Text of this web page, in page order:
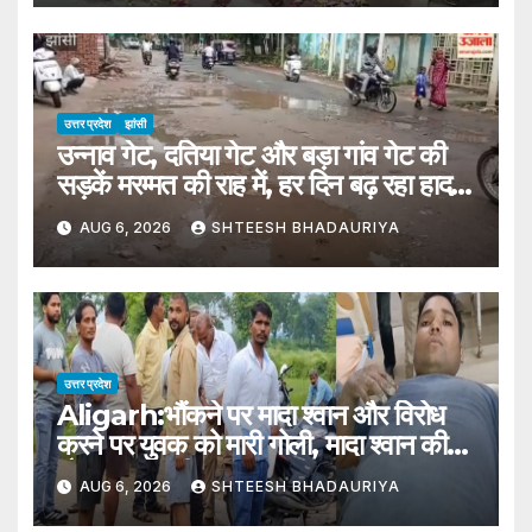
उत्तर प्रदेश झांसी
उन्नाव गेट, दतिया गेट और बड़ा गांव गेट की
सड़कें मरम्मत की राह में, हर दिन बढ़ रहा हादसों
का खतरा
AUG 6, 2026 SHTEESH BHADAURIYA
उत्तर प्रदेश
Aligarh:भौंकने पर मादा श्वान और विरोध
करने पर युवक को मारी गोली, मादा श्वान की
मौत, युवक गंभीर घायल – Female Dog
And Young Man Shot
AUG 6, 2026 SHTEESH BHADAURIYA